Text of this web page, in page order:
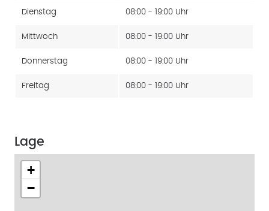
Dienstag 08:00 - 19:00 Uhr
Mittwoch 08:00 - 19:00 Uhr
Donnerstag 08:00 - 19:00 Uhr
Freitag 08:00 - 19:00 Uhr
Lage
+
−